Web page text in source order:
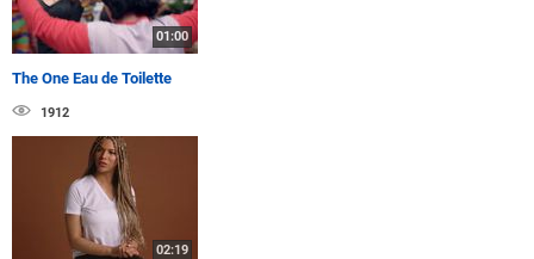
01:00
The One Eau de Toilette
1912
02:19